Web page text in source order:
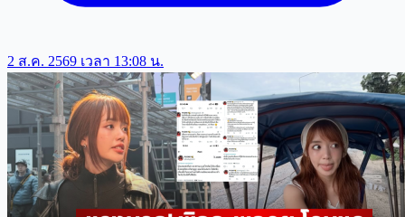
2 ส.ค. 2569 เวลา 13:08 น.